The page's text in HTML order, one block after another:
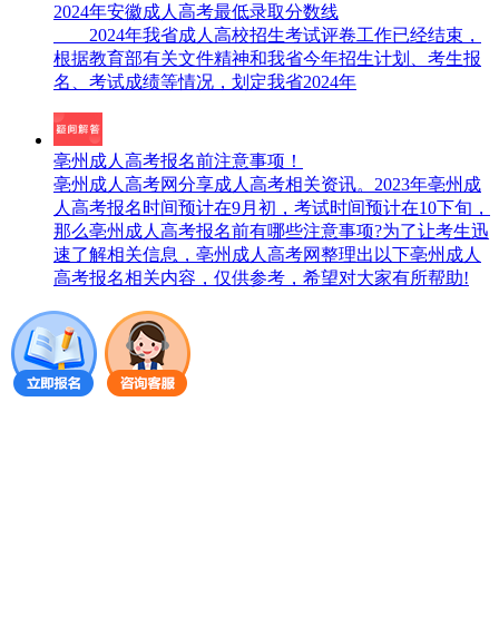
2024年安徽成人高考最低录取分数线
2024年我省成人高校招生考试评卷工作已经结束，
根据教育部有关文件精神和我省今年招生计划、考生报
名、考试成绩等情况，划定我省2024年
亳州成人高考报名前注意事项！
亳州成人高考网分享成人高考相关资讯。2023年亳州成
人高考报名时间预计在9月初，考试时间预计在10下旬，
那么亳州成人高考报名前有哪些注意事项?为了让考生迅
速了解相关信息，亳州成人高考网整理出以下亳州成人
高考报名相关内容，仅供参考，希望对大家有所帮助!